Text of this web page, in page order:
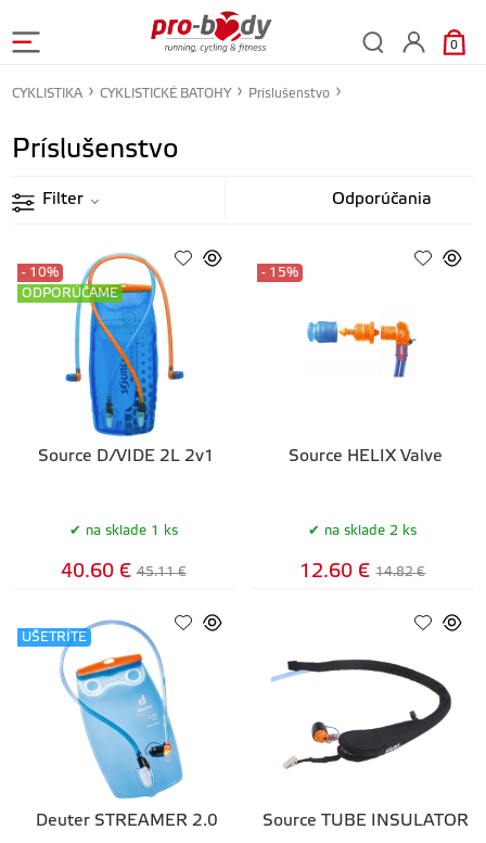
0
CYKLISTIKA CYKLISTICKÉ BATOHY Príslušenstvo
Príslušenstvo
Filter
Source D/VIDE 2L 2v1
- 10%
ODPORÚČAME
na sklade 1 ks
40.60 € 45.11 €
Source HELIX Valve
- 15%
na sklade 2 ks
12.60 € 14.82 €
Deuter STREAMER 2.0
UŠETRÍTE
Source TUBE INSULATOR